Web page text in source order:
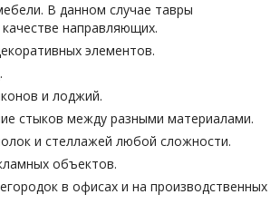
В данном случае тавры
направляющих.
элементов.
и лоджий.
стыков между разными материалами.
и стеллажей любой сложности.
объектов.
в офисах и на производственных